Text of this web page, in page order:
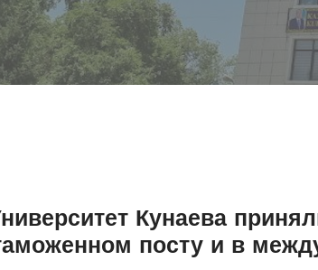
Кунаева
посту и в